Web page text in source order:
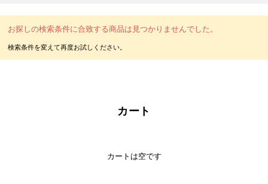
お探しの検索条件に合致する商品は見つかりませんでした。
カート
カートは空です